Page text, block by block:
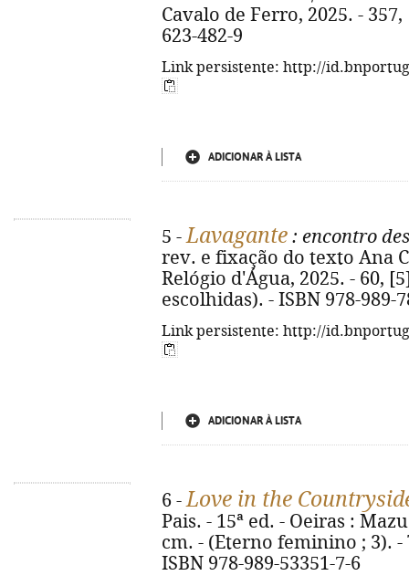
Cavalo de Ferro, 2025. -
623-482-9
Link persistente: http://
ADICIONAR À LISTA
5 -Lavagante : encontro
rev. e fixação do texto Ana
Relógio d'Água, 2025. - 60,
escolhidas). - ISBN 978-989-
Link persistente: http://
ADICIONAR À LISTA
6 -Love in the
Pais. - 15ª ed. - Oeiras :
cm. - (Eterno feminino ; 3).
ISBN 978-989-53351-7-6